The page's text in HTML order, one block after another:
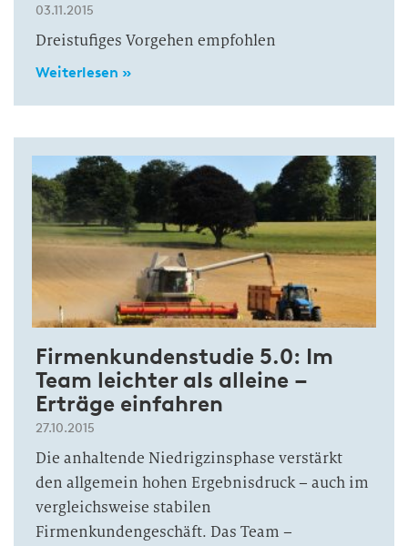
03.11.2015
Dreistufiges Vorgehen empfohlen
Weiterlesen »
Firmenkundenstudie 5.0: Im
Team leichter als alleine –
Erträge einfahren
27.10.2015
Die anhaltende Niedrigzinsphase verstärkt
den allgemein hohen Ergebnisdruck – auch im
vergleichsweise stabilen
Firmenkundengeschäft. Das Team –